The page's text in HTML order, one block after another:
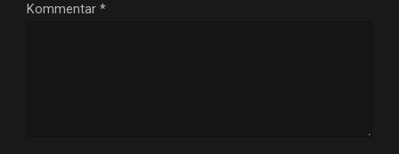
Kommentar *